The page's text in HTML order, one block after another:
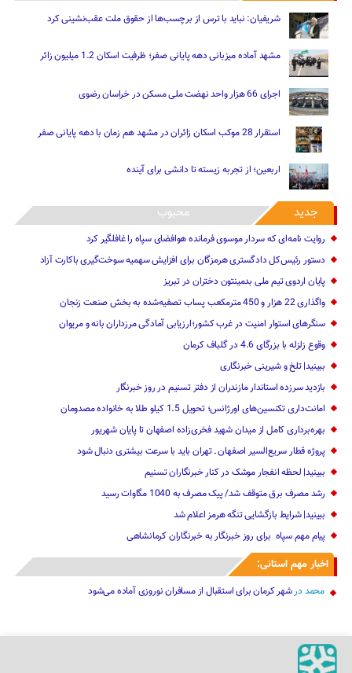
شریفیان: نباید با ترس از برچسب‌ها از حقوق ملت عقب‌نشینی کرد
مشهد آماده میزبانی دهه پایانی صفر؛ ظرفیت اسکان 1.2 میلیون زائر
اجرای 66 هزار واحد نهضت ملی مسکن در خراسان رضوی
استقرار 28 موکب اسکان زائران در مشهد هم زمان با دهه پایانی صفر
اربعین؛ از تجربه زیسته تا دانشی برای آینده
جدید محبوب
روایت نامه‌ای که سردار موسوی فرمانده هوافضای سپاه را غافلگیر کرد
دستور رئیس‌کل دادگستری هرمزگان برای افزایش سهمیه سوخت‌گیری باکارت آزاد
پایان اردوی تیم ملی بدمینتون دختران در تبریز
واگذاری 22 هزار و 450 مترمکعب ‌پساب تصفیه‌شده به بخش صنعت زنجان
سنگرهای استوار امنیت در غرب کشور؛ارزیابی آمادگی مرزداران بانه و مریوان
وقوع زلزله با بزرگای 4.6 در گلباف کرمان
ببینید| تلخ و شیرینی خبرنگاری
بازدید سرزده ‌استاندار مازندران از دفتر تسنیم ‌در روز خبرنگار
امانت‌داری تکنسین‌های اورژانس؛ تحویل 1.5 کیلو طلا به خانواده مصدومان
بهره‌برداری کامل از میدان شهید فخری‌زاده اصفهان تا پایان شهریور
پروژه قطار سریع‌السیر اصفهان ـ تهران باید با سرعت بیشتری دنبال شود
ببینید| لحظه انفجار موشک‌ در کنار خبرنگاران تسنیم
رشد مصرف برق متوقف شد/ پیک مصرف به 1040 مگاوات رسید
ببینید| شرایط بازگشایی تنگه هرمز اعلام شد
پیام مهم ‌سپاه ‌ برای روز خبرنگار ‌به خبرنگاران کرمانشاهی
اخبار مهم استانی:
محمد درشهر کرمان برای استقبال از مسافران نوروزی آماده می‌شود